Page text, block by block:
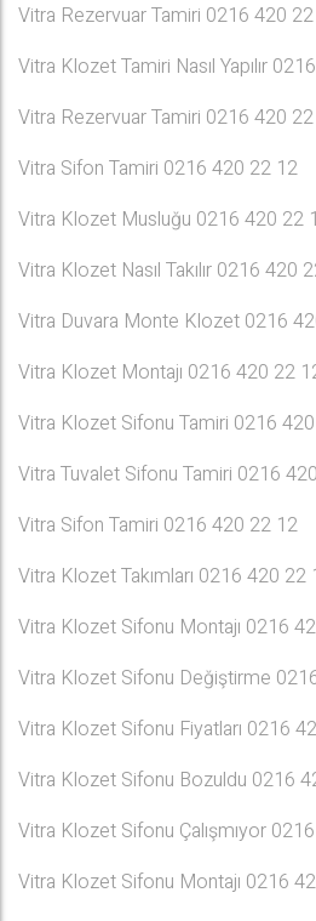
Vitra Rezervuar Tamiri 0216 420
Vitra Klozet Tamiri Nasıl Yapılır
Vitra Rezervuar Tamiri 0216 420
Vitra Sifon Tamiri 0216 420 22 12
Vitra Klozet Musluğu 0216 420 22
Vitra Klozet Nasıl Takılır 0216 420
Vitra Duvara Monte Klozet 0216
Vitra Klozet Montajı 0216 420 22
Vitra Klozet Sifonu Tamiri 0216
Vitra Tuvalet Sifonu Tamiri 0216
Vitra Sifon Tamiri 0216 420 22 12
Vitra Klozet Takımları 0216 420 22
Vitra Klozet Sifonu Montajı 0216
Vitra Klozet Sifonu Değiştirme
Vitra Klozet Sifonu Fiyatları 0216
Vitra Klozet Sifonu Bozuldu 0216
Vitra Klozet Sifonu Çalışmıyor
Vitra Klozet Sifonu Montajı 0216